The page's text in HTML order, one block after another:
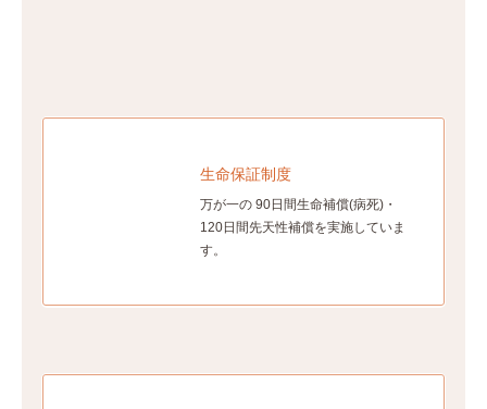
生命保証制度
万が一の 90日間生命補償(病死)・
120日間先天性補償を実施していま
す。